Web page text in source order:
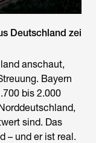
Deutschland zei
anschaut,
Bayern
bis 2.000
sind. Das
– und er ist real.